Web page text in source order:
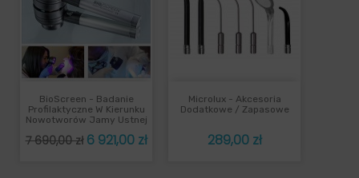
BioScreen - Badanie
Profilaktyczne W Kierunku
Nowotworów Jamy Ustnej
Cena
7 690,00 zł Cena
6 921,00 zł
Microlux - Akcesoria
Dodatkowe / Zapasowe
Cena
289,00 zł